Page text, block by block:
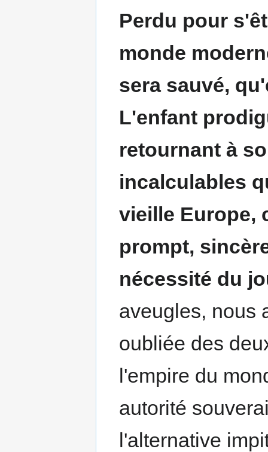
Perdu pour
monde
sera sauvé,
L'enfant
retournant à
incalculables
vieille Europe,
prompt,
nécessité du
aveugles, nous
oubliée des
l'empire du
autorité
l'alternative